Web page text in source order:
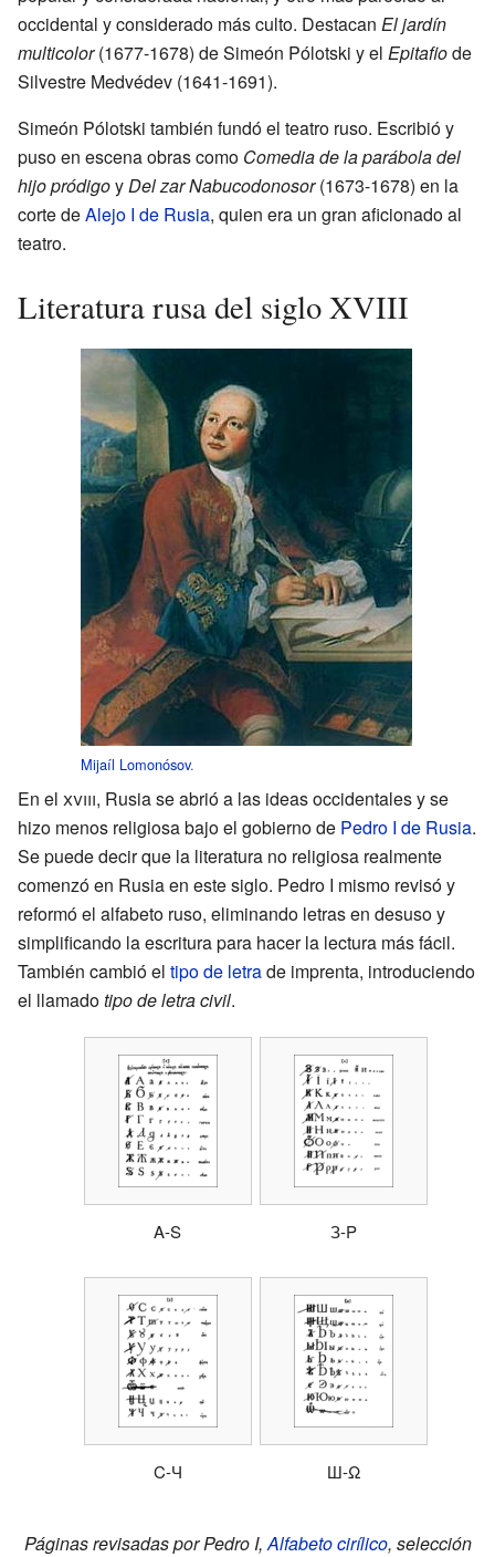
occidental y considerado más culto. Destacan El jardín
multicolor(1677-1678) de Simeón Pólotski y el Epitafiode
Silvestre Medvédev (1641-1691).
Simeón Pólotski también fundó el teatro ruso. Escribió y
puso en escena obras como Comedia de la parábola del
hijo pródigoyDel zar Nabucodonosor(1673-1678) en la
corte deAlejo I de Rusia, quien era un gran aficionado al
teatro.
Literatura rusa del siglo XVIII
Mijaíl Lomonósov.
En el xviii, Rusia se abrió a las ideas occidentales y se
hizo menos religiosa bajo el gobierno de Pedro I de Rusia.
Se puede decir que la literatura no religiosa realmente
comenzó en Rusia en este siglo. Pedro I mismo revisó y
reformó el alfabeto ruso, eliminando letras en desuso y
simplificando la escritura para hacer la lectura más fácil.
También cambió el tipo de letrade imprenta, introduciendo
el llamadotipo de letra civil.
A-S З-P
C-Ч Ш-Ω
Páginas revisadas por Pedro I, Alfabeto cirílico, selección